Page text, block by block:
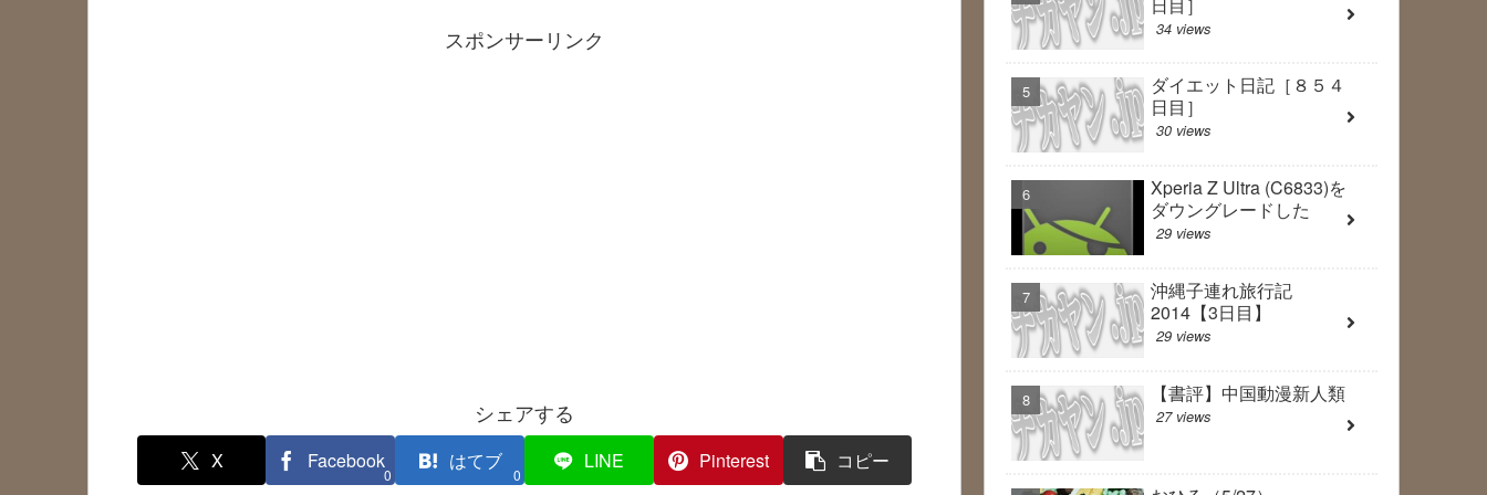
スポンサーリンク
シェアする
X Facebook
0
はてブ
0
LINE Pinterest コピー
34 views
ダイエット日記［８５４
日目］
30 views
Xperia Z Ultra (C6833)を
ダウングレードした
29 views
沖縄子連れ旅行記
2014【3日目】
29 views
【書評】中国動漫新人類
27 views